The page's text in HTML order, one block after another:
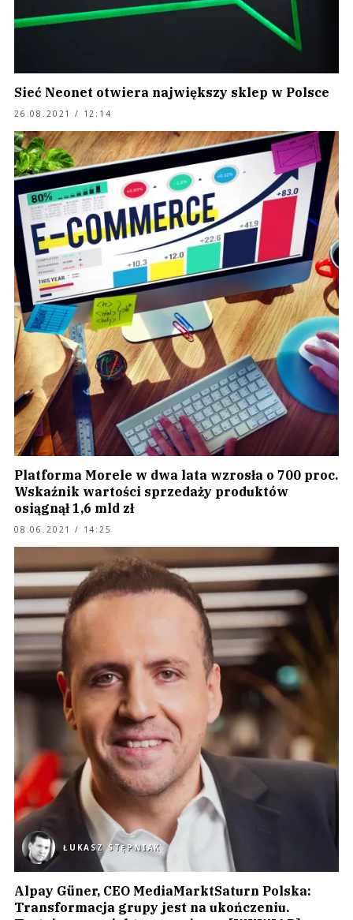
Sieć Neonet otwiera największy sklep w Polsce
26.08.2021 / 12:14
Platforma Morele w dwa lata wzrosła o 700 proc.
Wskaźnik wartości sprzedaży produktów
osiągnął 1,6 mld zł
08.06.2021 / 14:25
ŁUKASZ STĘPNIAK
Alpay Güner, CEO MediaMarktSaturn Polska:
Transformacja grupy jest na ukończeniu.